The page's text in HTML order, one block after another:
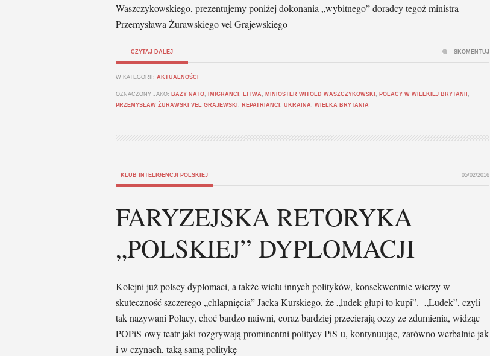
Waszczykowskiego, prezentujemy poniżej dokonania „wybitnego” doradcy tegoż ministra -
Przemysława Żurawskiego vel Grajewskiego
CZYTAJ DALEJ
W KATEGORII: AKTUALNOŚCI
OZNACZONY JAKO: BAZY NATO, IMIGRANCI , LITWA , MINIOSTER WITOLD WASZCZYKOWSKI , POLACY W WIELKIEJ BRYTANII ,
PRZEMYSŁAW ŻURAWSKI VEL GRAJEWSKI , REPATRIANCI , UKRAINA , WIELKA BRYTANIA
SKOMENTUJ
KLUB INTELIGENCJI POLSKIEJ 05/02/2016
FARYZEJSKA RETORYKA
„POLSKIEJ” DYPLOMACJI
Kolejni już polscy dyplomaci, a także wielu innych polityków, konsekwentnie wierzy w
skuteczność szczerego „chlapnięcia” Jacka Kurskiego, że „ludek głupi to kupi”. „Ludek”, czyli
tak nazywani Polacy, choć bardzo naiwni, coraz bardziej przecierają oczy ze zdumienia, widząc
POPiS-owy teatr jaki rozgrywają prominentni politycy PiS-u, kontynuując, zarówno werbalnie jak
i w czynach, taką samą politykę